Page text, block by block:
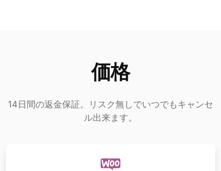
価格
14日間の返金保証。リスク無しでいつでもキャンセ
ル出来ます。